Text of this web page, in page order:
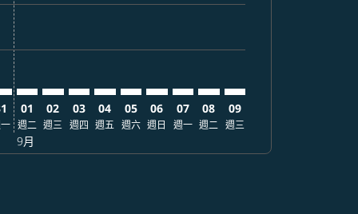
01
週二
9月
02
週三
03
週四
04
週五
05
週六
06
週日
07
週一
08
週二
09
週三